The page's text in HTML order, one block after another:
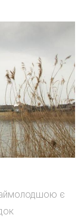
є